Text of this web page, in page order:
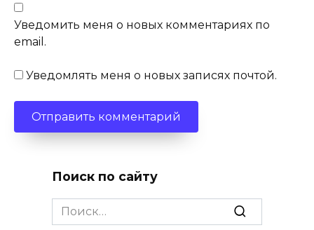
Уведомить меня о новых комментариях по
email.
Уведомлять меня о новых записях почтой.
Поиск по сайту
Search
for: